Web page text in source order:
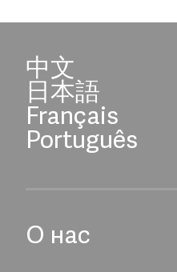
中文
日本語
Français
Português
О нас